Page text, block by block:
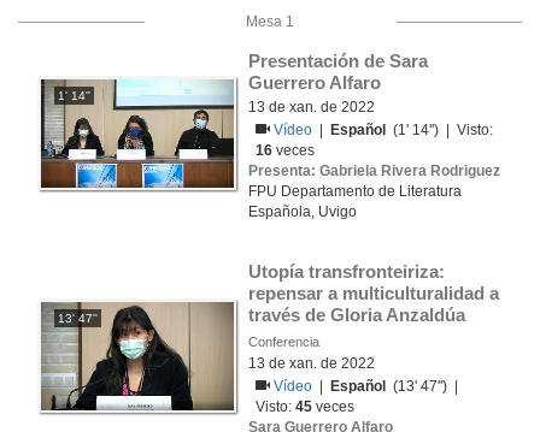
Mesa 1
1' 14''
Presentación de Sara
Guerrero Alfaro
13 de xan. de 2022
Vídeo
Español
(1' 14'') | Visto:
16 veces
Presenta: Gabriela Rivera Rodriguez
FPU Departamento de Literatura
Española, Uvigo
13' 47''
Utopía transfronteiriza:
repensar a multiculturalidad a
través de Gloria Anzaldúa
Conferencia
13 de xan. de 2022
Vídeo
Español
(13' 47'') |
Visto:45 veces
Sara Guerrero Alfaro